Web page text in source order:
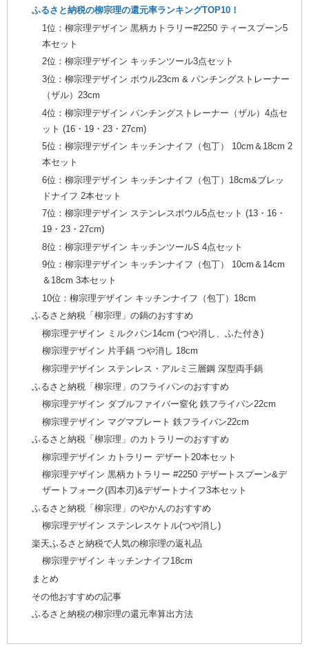
ふるさと納税の柳宗理の還元率ランキングTOP10！
1位：柳宗理デザイン 黒柄カトラリー#2250 ティースプーン5
本セット
2位：柳宗理デザイン キッチンツール3点セット
3位：柳宗理デザイン ボウル23cm & パンチングストレーナー
（ザル）23cm
4位：柳宗理デザイン パンチングストレーナー（ザル）4点セ
ット (16・19・23・27cm)
5位：柳宗理デザイン キッチンナイフ（包丁） 10cm＆18cm 2
本セット
6位：柳宗理デザイン キッチンナイフ（包丁）18cm&ブレッ
ドナイフ 2本セット
7位：柳宗理デザイン ステンレスボウル5点セット (13・16・
19・23・27cm)
8位：柳宗理デザイン キッチンツールS 4点セット
9位：柳宗理デザイン キッチンナイフ（包丁） 10cm＆14cm
＆18cm 3本セット
10位：柳宗理デザイン キッチンナイフ（包丁）18cm
ふるさと納税「柳宗理」の鍋のおすすめ
柳宗理デザイン ミルクパン14cm (つや消し、ふた付き)
柳宗理デザイン 片手鍋 つや消し 18cm
柳宗理デザイン ステンレス・アルミ三層鋼 深型両手鍋
ふるさと納税「柳宗理」のフライパンのおすすめ
柳宗理デザイン ダブルファイバー窒化 鉄フライパン22cm
柳宗理デザイン マグマプレート 鉄フライパン22cm
ふるさと納税「柳宗理」のカトラリーのおすすめ
柳宗理デザイン カトラリー デザート20本セット
柳宗理デザイン 黒柄カトラリー #2250 デザートスプーン&デ
ザートフォーク(四本刃)&デザートナイフ3本セット
ふるさと納税「柳宗理」のやかんのおすすめ
柳宗理デザイン ステンレスケトル(つや消し)
楽天ふるさと納税で人気の柳宗理の返礼品
柳宗理デザイン キッチンナイフ18cm
まとめ
その他おすすめの記事
ふるさと納税の柳宗理の還元率算出方法